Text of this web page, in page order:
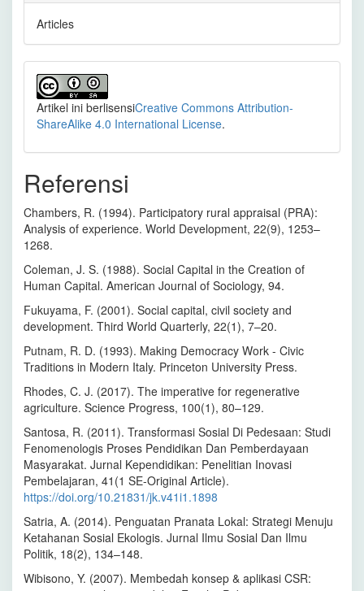
Articles
Artikel ini berlisensiCreative Commons Attribution-
ShareAlike 4.0 International License.
Referensi
Chambers, R. (1994). Participatory rural appraisal (PRA):
Analysis of experience. World Development, 22(9), 1253–
1268.
Coleman, J. S. (1988). Social Capital in the Creation of
Human Capital. American Journal of Sociology, 94.
Fukuyama, F. (2001). Social capital, civil society and
development. Third World Quarterly, 22(1), 7–20.
Putnam, R. D. (1993). Making Democracy Work - Civic
Traditions in Modern Italy. Princeton University Press.
Rhodes, C. J. (2017). The imperative for regenerative
agriculture. Science Progress, 100(1), 80–129.
Santosa, R. (2011). Transformasi Sosial Di Pedesaan: Studi
Fenomenologis Proses Pendidikan Dan Pemberdayaan
Masyarakat. Jurnal Kependidikan: Penelitian Inovasi
Pembelajaran, 41(1 SE-Original Article).
https://doi.org/10.21831/jk.v41i1.1898
Satria, A. (2014). Penguatan Pranata Lokal: Strategi Menuju
Ketahanan Sosial Ekologis. Jurnal Ilmu Sosial Dan Ilmu
Politik, 18(2), 134–148.
Wibisono, Y. (2007). Membedah konsep & aplikasi CSR: